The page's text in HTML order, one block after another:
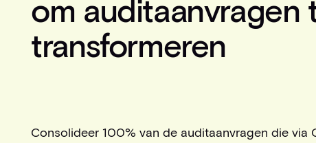
om auditaanvragen
transformeren
Consolideer 100% van de auditaanvragen die via